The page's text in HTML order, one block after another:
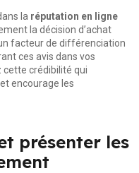
la réputation en ligne
la décision d’achat
facteur de différenciation
ces avis dans vos
cette crédibilité qui
encourage les
présenter les